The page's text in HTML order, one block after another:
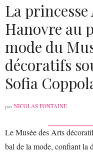
La
Hanovre au
mode du
décoratifs
Sofia
par NICOLAS FONTAINE
Le Musée des Arts
bal de la mode, confiant la